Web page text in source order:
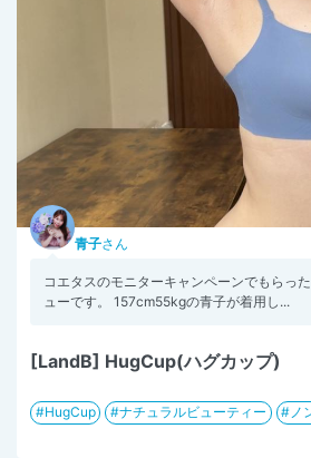
青子さん
コエタスのモニターキャンペーンでもらっ
ューです。 157cm55kgの青子が着用し...
[LandB] HugCup(ハグカップ)
HugCup ナチュラルビューティー
ノ